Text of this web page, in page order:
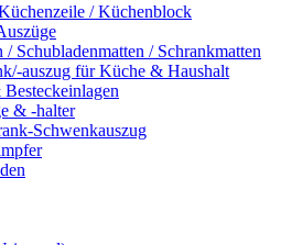
/ Küchenblock
/ Schubladenmatten / Schrankmatten
auszug für Küche & Haushalt
& -halter
Schwenkauszug